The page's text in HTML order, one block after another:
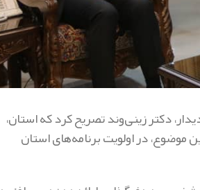
دکتر زینی‌وند تصریح کرد که استان،
موضوع، در اولویت‌ برنامه‌های استان